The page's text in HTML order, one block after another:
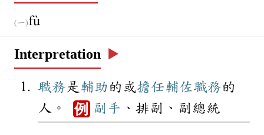
fù
Interpretation ▶️
職務是 輔助 的或擔任輔佐職務的
人。 例 副手 、排副、副總統